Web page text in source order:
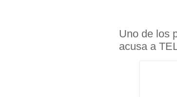
Uno de los
acusa a